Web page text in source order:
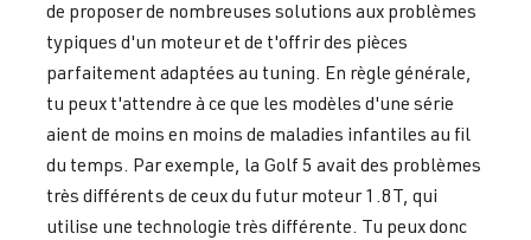
de proposer de nombreuses solutions aux problèmes
typiques d'un moteur et de t'offrir des pièces
parfaitement adaptées au tuning. En règle générale,
tu peux t'attendre à ce que les modèles d'une série
aient de moins en moins de maladies infantiles au fil
du temps. Par exemple, la Golf 5 avait des problèmes
très différents de ceux du futur moteur 1.8T, qui
utilise une technologie très différente. Tu peux donc